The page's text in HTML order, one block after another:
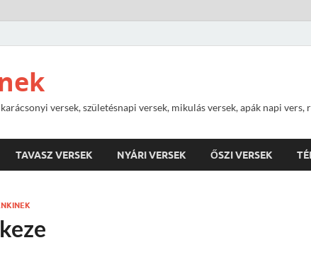
versek, születésnapi versek, mikulás versek, apák napi
TAVASZ VERSEK NYÁRI VERSEK ŐSZI VERSEK